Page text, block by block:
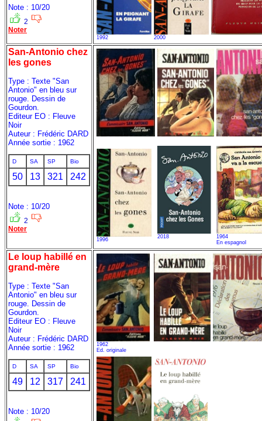
Note : 10/20
2
Noter
1992 2000
San-Antonio chez
les gones
Type : Texte "San
Antonio" en bleu sur
rouge. Dessin de
Gourdon.
Editeur EO : Fleuve
Noir
Auteur : Frédéric DARD
Année sortie : 1962
D SA SP Bio
50 13 321 242
Note : 10/20
2
Noter
1996 2018
1964
En espagnol
Le loup habillé en
grand-mère
Type : Texte "San
Antonio" en bleu sur
rouge. Dessin de
Gourdon.
Editeur EO : Fleuve
Noir
Auteur : Frédéric DARD
Année sortie : 1962
D SA SP Bio
49 12 317 241
Note : 10/20
1962
Ed. originale